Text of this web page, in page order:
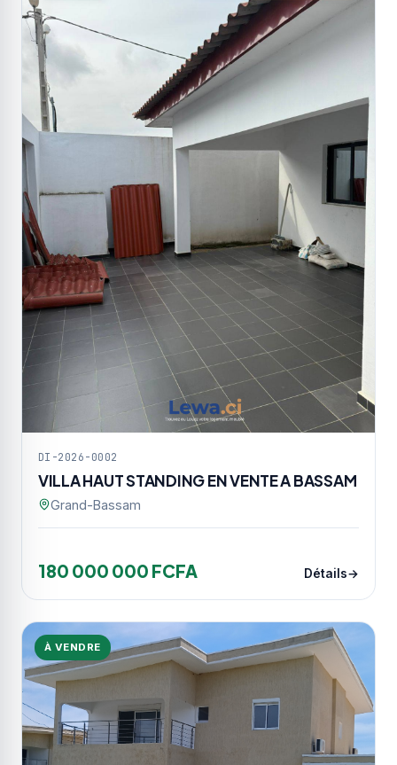
DI-2026-0002
VILLA HAUT STANDING EN VENTE A BASSAM
Grand-Bassam
180 000 000 FCFA Détails
À VENDRE